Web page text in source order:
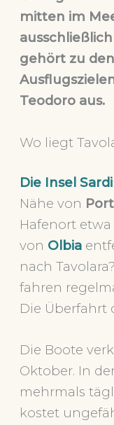
mitten im
gehört zu
Teodoro aus.
Wo liegt
Die Insel
Nähe von
Hafenort
von Olbia
nach
fahren
Die Überfahrt
Die Boote
Oktober. In
mehrmals
kostet